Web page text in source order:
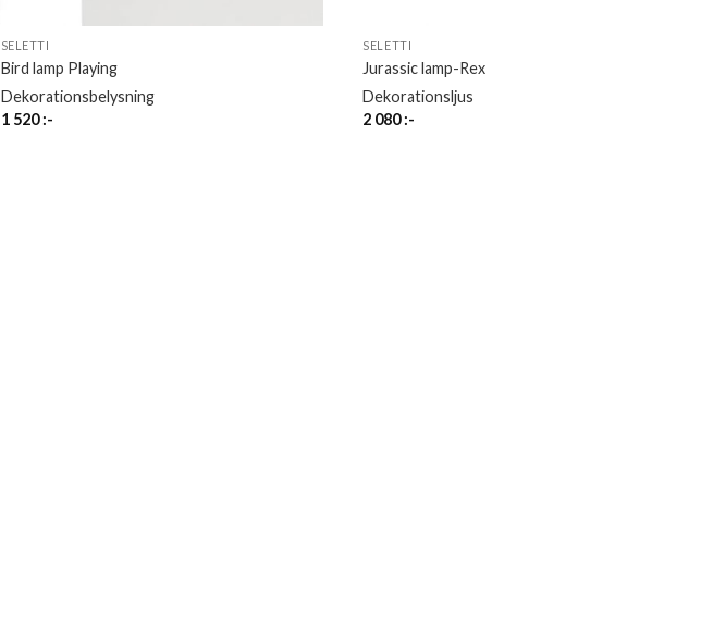
SELETTI
Bird lamp Playing
Dekorationsbelysning
1 520:-
SELETTI
Jurassic lamp-Rex
Dekorationsljus
2 080:-